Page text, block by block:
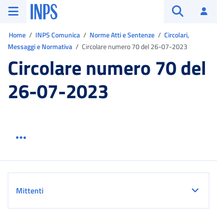
Vai al menu principale
Vai al contenuto principale
Vai al pie' di pagina
INPS ()
Home INPS Comunica Norme Atti e Sentenze
Circolari,
Messaggi e Normativa
Circolare numero 70 del 26-07-2023
Circolare numero 70 del
26-07-2023
Mittenti